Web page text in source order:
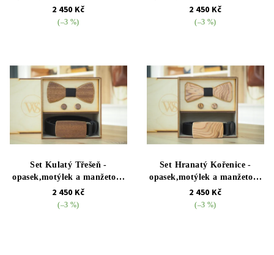
knoflíčky
2 450 Kč
(–3 %)
knoflíčky
2 450 Kč
(–3 %)
Set Kulatý Třešeň -
opasek,motýlek a manžetové
knoflíčky
2 450 Kč
(–3 %)
Set Hranatý Kořenice -
opasek,motýlek a manžetové
knoflíčky
2 450 Kč
(–3 %)